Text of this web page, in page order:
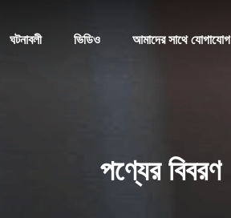
ঘটনাবলী ভিডিও আমাদের সাথে যোগাযোগ
পণ্যের বিবরণ